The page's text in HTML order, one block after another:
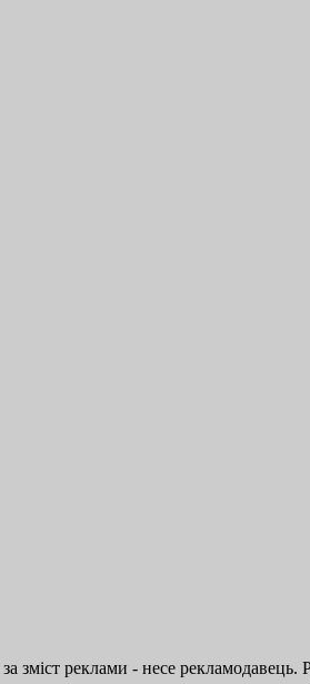
зміст реклами - несе рекламодавець.